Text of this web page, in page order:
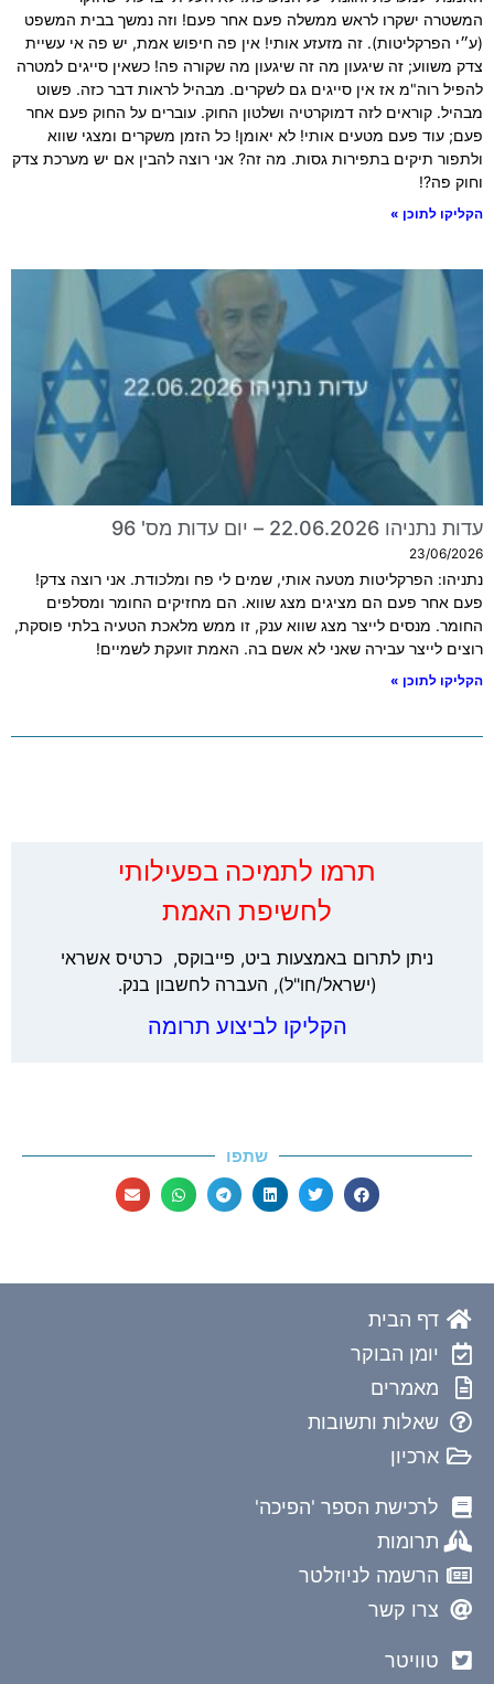
המשטרה ישקרו לראש ממשלה פעם אחר פעם! וזה נמשך בבית המשפט
(ע״י הפרקליטות). זה מזעזע אותי! אין פה חיפוש אמת, יש פה אי עשיית
צדק משווע; זה שיגעון מה זה שיגעון מה שקורה פה! כשאין סייגים למטרה
להפיל רוה"מ אז אין סייגים גם לשקרים. מבהיל לראות דבר כזה. פשוט
מבהיל. קוראים לזה דמוקרטיה ושלטון החוק. עוברים על החוק פעם אחר
פעם; עוד פעם מטעים אותי! לא יאומן! כל הזמן משקרים ומצגי שווא
ולתפור תיקים בתפירות גסות. מה זה? אני רוצה להבין אם יש מערכת צדק
וחוק פה?!
הקליקו לתוכן »
עדות נתניהו 22.06.2026 – יום עדות מס' 96
23/06/2026
נתניהו: הפרקליטות מטעה אותי, שמים לי פח ומלכודת. אני רוצה צדק!
פעם אחר פעם הם מציגים מצג שווא. הם מחזיקים החומר ומסלפים
החומר. מנסים לייצר מצג שווא ענק, זו ממש מלאכת הטעיה בלתי פוסקת,
רוצים לייצר עבירה שאני לא אשם בה. האמת זועקת לשמיים!
הקליקו לתוכן »
‏תרמו לתמיכה בפעילותי
לחשיפת האמת
ניתן לתרום באמצעות ביט, פייבוקס, כרטיס אשראי
(ישראל/חו"ל), העברה לחשבון בנק.
הקליקו לביצוע תרומה
שתפו
דף הבית
יומן הבוקר
מאמרים
שאלות ותשובות
ארכיון
לרכישת הספר 'הפיכה'
תרומות
הרשמה לניוזלטר
צרו קשר
טוויטר